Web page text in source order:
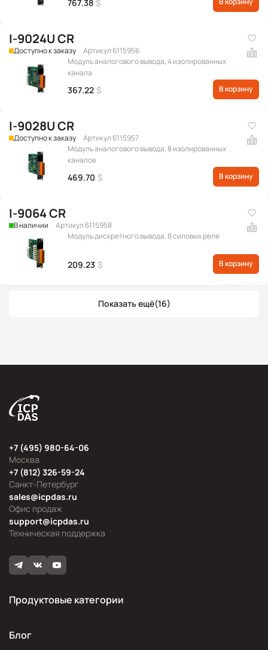
767.38 $
I-9024U CR
Доступно к заказу
Артикул 6115956
Модуль аналогового вывода, 4 изолированных
канала
367.22 $ В корзину
I-9028U CR
Доступно к заказу
Артикул 6115957
Модуль аналогового вывода, 8 изолированных
каналов
469.70 $ В корзину
I-9064 CR
В наличии
Артикул 6115958
Модуль дискретного вывода, 8 силовых реле
209.23 $ В корзину
Показать ещё(16)
Москва
+7 (495) 980-64-06
Офис продаж
sales@icpdas.ru
Санкт-Петербург
+7 (812) 326-59-24
Техническая поддержка
support@icpdas.ru
Продуктовые категории
Блог